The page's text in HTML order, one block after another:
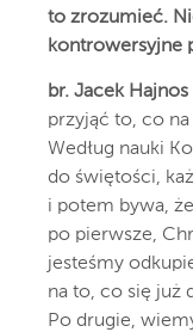
to zrozumieć.
kontrowersyjne
br. Jacek Hajnos
przyjąć to, co
Według nauki
do świętości,
i potem bywa,
po pierwsze,
jesteśmy
na to, co się już
Po drugie,